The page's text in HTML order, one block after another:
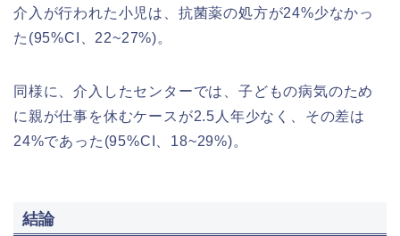
介入が行われた小児は、抗菌薬の処方が24%少なかっ
た(95%CI、22~27%)。
同様に、介入したセンターでは、子どもの病気のため
に親が仕事を休むケースが2.5人年少なく、その差は
24%であった(95%CI、18~29%)。
結論